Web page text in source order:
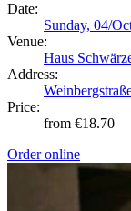
Date:
Sunday, 04/
Venue:
Haus
Address:
Price:
from €18.70
Order online